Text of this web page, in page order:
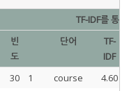
TF-IDF를 통한
빈
도
단어
TF-
IDF
30 1 course 4.60